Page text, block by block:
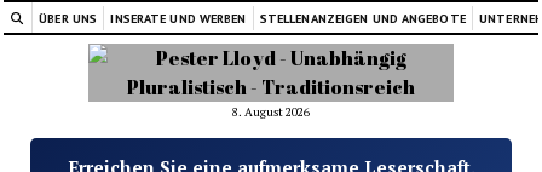
ÜBER UNS INSERATE UND WERBEN STELLENANZEIGEN UND ANGEBOTE
8. August 2026
Erreichen Sie eine aufmerksame Leserschaft.